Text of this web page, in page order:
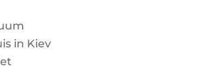
in Kiev